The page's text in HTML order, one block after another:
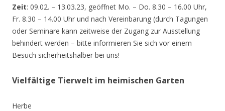
Zeit: 09.02. – 13.03.23, geöffnet Mo. – Do. 8.30 – 16.00 Uhr,
Fr. 8.30 – 14.00 Uhr und nach Vereinbarung (durch Tagungen
oder Seminare kann zeitweise der Zugang zur Ausstellung
behindert werden – bitte informieren Sie sich vor einem
Besuch sicherheitshalber bei uns!
Vielfältige Tierwelt im heimischen Garten
Herbe